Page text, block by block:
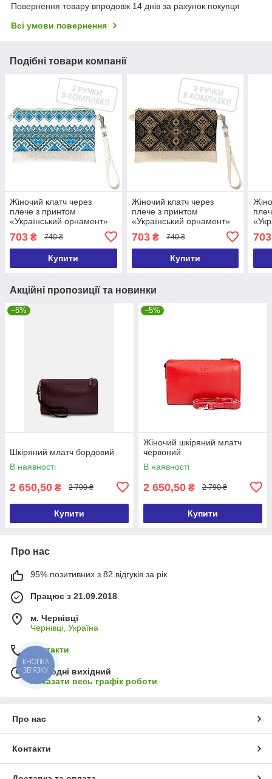
Повернення товару впродовж 14 днів за рахунок покупця
Всі умови повернення
Подібні товари компанії
Жіночий клатч через
плече з принтом
«Український орнамент»
комплекті
703 ₴ 740 ₴
Купити
Жіночий клатч через
плече з принтом
«Український орнамент»
комплекті
703₴ 740 ₴
Купити
703
Акційні пропозиції та новинки
–5%
Шкіряний млатч бордовий
В наявності
2 650,50 ₴ 2 790 ₴
Купити
–5%
Жіночий шкіряний млатч
червоний
В наявності
2 650,50 ₴ 2 790 ₴
Купити
Про нас
95% позитивних з 82 відгуків за рік
Працює з 21.09.2018
м. Чернівці
Чернівці, Україна
Контакти
Сьогодні вихідний
Показати весь графік роботи
Про нас
Контакти
КНОПКА
ЗВ'ЯЗКУ